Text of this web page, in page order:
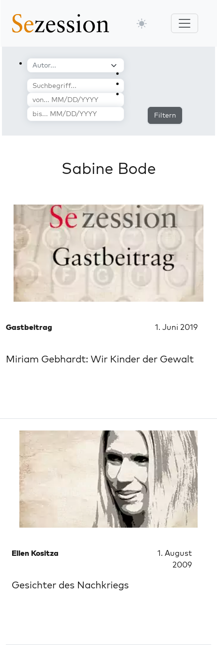
Filtern
Sabine Bode
Gastbeitrag 1. Juni 2019
Miriam Gebhardt: Wir Kinder der Gewalt
Ellen Kositza
1. August
2009
Gesichter des Nachkriegs